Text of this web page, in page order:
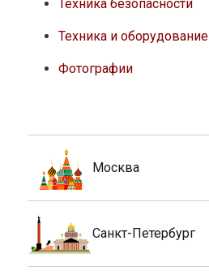
Техника безопасности
Техника и оборудование
Фотографии
Москва
Санкт-Петербург